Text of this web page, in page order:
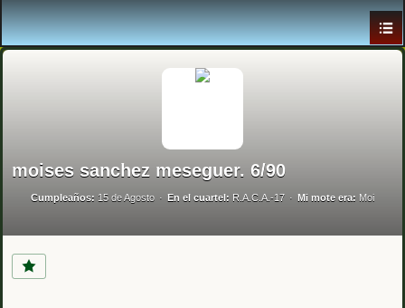
moises sanchez meseguer. 6/90
Cumpleaños: 15 de Agosto En el cuartel: R.A.C.A.-17 Mi mote era: Moi